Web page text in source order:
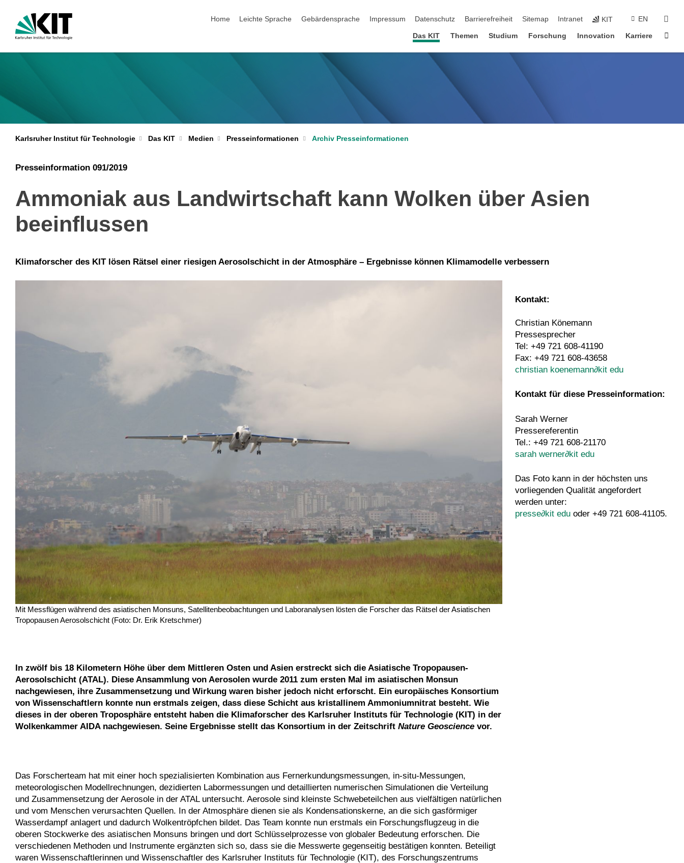
Home
Leichte Sprache Gebärdensprache Impressum Datenschutz Barrierefreiheit Sitemap Intranet KIT EN
Das KIT Themen Studium Forschung Innovation Karriere
Karlsruher Institut für Technologie Das KIT Medien Presseinformationen Archiv Presseinformationen
Presseinformation 091/2019
Ammoniak aus Landwirtschaft kann Wolken über Asien
beeinflussen
Klimaforscher des KIT lösen Rätsel einer riesigen Aerosolschicht in der Atmosphäre – Ergebnisse können Klimamodelle verbessern
Mit Messflügen während des asiatischen Monsuns, Satellitenbeobachtungen und Laboranalysen lösten die Forscher das Rätsel der Asiatischen
Tropopausen Aerosolschicht (Foto: Dr. Erik Kretschmer)
In zwölf bis 18 Kilometern Höhe über dem Mittleren Osten und Asien erstreckt sich die Asiatische Tropopausen-
Aerosolschicht (ATAL). Diese Ansammlung von Aerosolen wurde 2011 zum ersten Mal im asiatischen Monsun
nachgewiesen, ihre Zusammensetzung und Wirkung waren bisher jedoch nicht erforscht. Ein europäisches Konsortium
von Wissenschaftlern konnte nun erstmals zeigen, dass diese Schicht aus kristallinem Ammoniumnitrat besteht. Wie
dieses in der oberen Troposphäre entsteht haben die Klimaforscher des Karlsruher Instituts für Technologie (KIT) in der
Wolkenkammer AIDA nachgewiesen. Seine Ergebnisse stellt das Konsortium in der Zeitschrift Nature Geoscience vor.
Das Forscherteam hat mit einer hoch spezialisierten Kombination aus Fernerkundungsmessungen, in-situ-Messungen,
meteorologischen Modellrechnungen, dezidierten Labormessungen und detaillierten numerischen Simulationen die Verteilung
und Zusammensetzung der Aerosole in der ATAL untersucht. Aerosole sind kleinste Schwebeteilchen aus vielfältigen natürlichen
und vom Menschen verursachten Quellen. In der Atmosphäre dienen sie als Kondensationskerne, an die sich gasförmiger
Wasserdampf anlagert und dadurch Wolkentröpfchen bildet. Das Team konnte nun erstmals ein Forschungsflugzeug in die
oberen Stockwerke des asiatischen Monsuns bringen und dort Schlüsselprozesse von globaler Bedeutung erforschen. Die
verschiedenen Methoden und Instrumente ergänzten sich so, dass sie die Messwerte gegenseitig bestätigen konnten. Beteiligt
waren Wissenschaftlerinnen und Wissenschaftler des Karlsruher Instituts für Technologie (KIT), des Forschungszentrums
Kontakt:
Christian Könemann
Pressesprecher
Tel: +49 721 608-41190
Fax: +49 721 608-43658
christian koenemann∂kit edu
Kontakt für diese Presseinformation:
Sarah Werner
Pressereferentin
Tel.: +49 721 608-21170
sarah werner∂kit edu
Das Foto kann in der höchsten uns
vorliegenden Qualität angefordert
werden unter:
presse∂kit edu oder +49 721 608-41105.